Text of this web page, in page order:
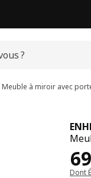
Meuble à miroir avec
69
Dont